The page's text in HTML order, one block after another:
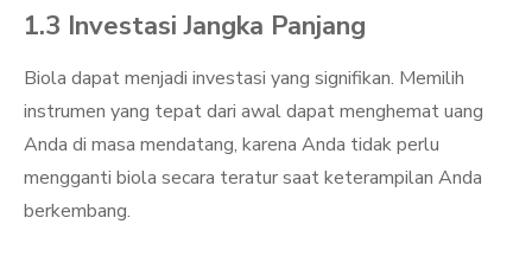
1.3 Investasi Jangka Panjang
Biola dapat menjadi investasi yang signifikan. Memilih
instrumen yang tepat dari awal dapat menghemat uang
Anda di masa mendatang, karena Anda tidak perlu
mengganti biola secara teratur saat keterampilan Anda
berkembang.